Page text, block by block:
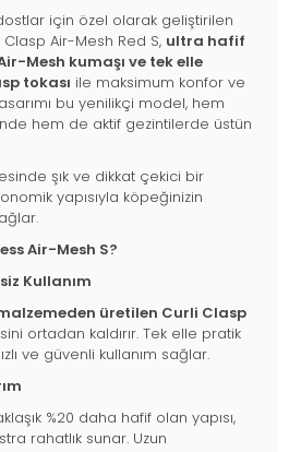
için özel olarak geliştirilen
Air-Mesh Red S, ultra hafif
Mesh kumaşı ve tek elle
tokası ile maksimum konfor ve
bu yenilikçi model, hem
hem de aktif gezintilerde üstün
şık ve dikkat çekici bir
yapısıyla köpeğinizin
Air-Mesh S?
Kullanım
üretilen Curli Clasp
ortadan kaldırır. Tek elle pratik
ve güvenli kullanım sağlar.
%20 daha hafif olan yapısı,
rahatlık sunar. Uzun